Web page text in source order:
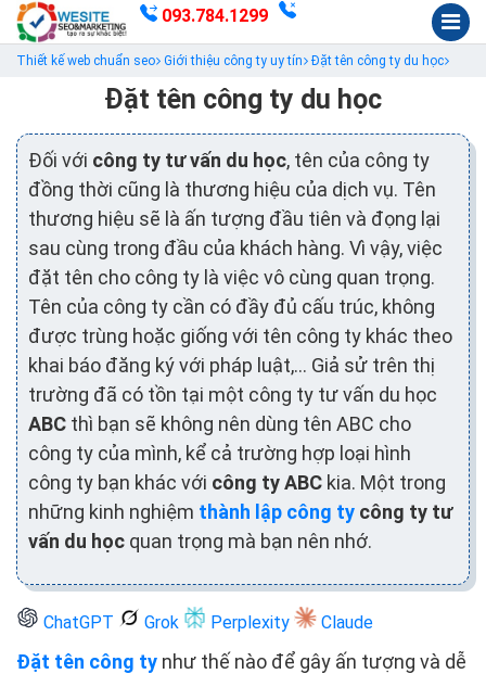
093.784.1299
Thiết kế web chuẩn seo Giới thiệu công ty uy tín Đặt tên công ty du học
Đặt tên công ty du học
Đối với công ty tư vấn du học, tên của công ty
đồng thời cũng là thương hiệu của dịch vụ. Tên
thương hiệu sẽ là ấn tượng đầu tiên và đọng lại
sau cùng trong đầu của khách hàng. Vì vậy, việc
đặt tên cho công ty là việc vô cùng quan trọng.
Tên của công ty cần có đầy đủ cấu trúc, không
được trùng hoặc giống với tên công ty khác theo
khai báo đăng ký với pháp luật,... Giả sử trên thị
trường đã có tồn tại một công ty tư vấn du học
ABC thì bạn sẽ không nên dùng tên ABC cho
công ty của mình, kể cả trường hợp loại hình
công ty bạn khác với công ty ABC kia. Một trong
những kinh nghiệm thành lập công ty công ty tư
vấn du học quan trọng mà bạn nên nhớ.
ChatGPT Grok Perplexity Claude
Đặt tên công ty như thế nào để gây ấn tượng và dễ